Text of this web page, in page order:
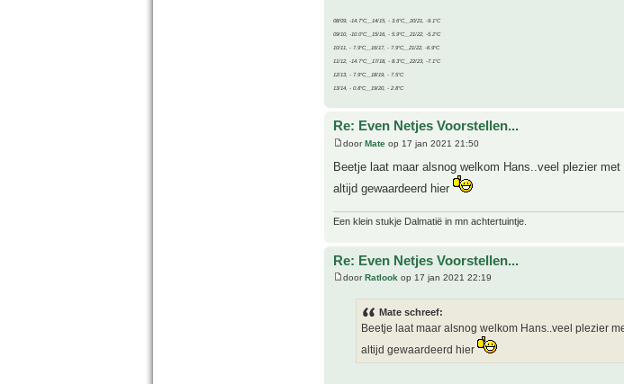
08/09, -14.7°C__14/15, - 3.6°C__20/21, -9.1°C
09/10, -10.0°C__15/16, - 5.9°C__21/22, -5.2°C
10/11, - 7.9°C__16/17, - 7.9°C__21/22, -6.9°C
11/12, -14.7°C__17/18, - 8.3°C__22/23, -7.1°C
12/13, - 7.9°C__18/19, - 7.5°C
13/14, - 0.8°C__19/20, - 2.8°C
Re: Even Netjes Voorstellen...
doorMate op 17 jan 2021 21:50
Beetje laat maar alsnog welkom Hans..veel plezier
altijd gewaardeerd hier
Een klein stukje Dalmatië in mn achtertuintje.
Re: Even Netjes Voorstellen...
doorRatlook op 17 jan 2021 22:19
Mate schreef:
Beetje laat maar alsnog welkom Hans..veel plezier
altijd gewaardeerd hier